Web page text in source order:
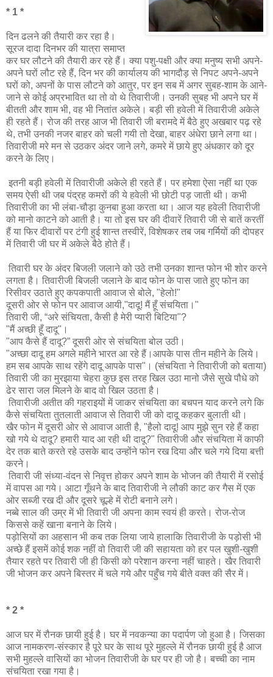
* 1 *
दिन ढलने की तैयारी कर रहा है।
सूरज दादा दिनभर की यात्रा समाप्त
कर घर लौटने की तैयारी कर रहे हैं। क्या पशु-पक्षी और क्या मनुष्य सभी अपने-
अपने घरों लौट रहे हैं, दिन भर की कार्यालय की भागदौड़ से निपट अपने-अपने
घरों को, अपनों के पास लौटने को आतुर, पर इन सब में अगर सुबह-शाम के आने-
जाने से कोई अप्रभावित था तो वो थे तिवारीजी। उनकी सुबह भी अपने घर में
बीतती और शाम भी, वह भी नितांत अकेले। बड़ी सी हवेली में तिवारीजी अकेले
ही रहते हैं। रोज की तरह आज भी तिवारी जी बरामदे में बैठे हुए अखबार पढ़ रहे
थे, तभी उनकी नजर बाहर को चली गयी तो देखा, बाहर अंधेरा छाने लगा था।
तिवारीजी मरे मन से उठकर अंदर जाने लगे, कमरे में छाये हुए अंधकार को दूर
करने के लिए।
इतनी बड़ी हवेली में तिवारीजी अकेले ही रहते हैं। पर हमेशा ऐसा नहीं था एक
समय ऐसी थी जब पंद्रह कमरों की ये हवेली भी छोटी पड़ जाती थी। कभी
तिवारीजी का भी लंबा-चौड़ा कुनबा हुआ करता था। आज यह हवेली तिवारीजी
को मानो काटने को आती है। या तो इस घर की दीवारें तिवारी जी से बातें करतीं
हैं या फिर दीवारों पर टंगी हुई शान्त तस्वीरें, विशेषकर तब जब गर्मियों की दोपहर
में तिवारी जी घर में अकेले बैठे होते हैं।
तिवारी घर के अंदर बिजली जलाने को उठे तभी उनका शान्त फोन भी शोर करने
लगता है। तिवारीजी बिजली जलाने के बाद फोन के पास जाते हुए फोन का
रिसीवर उठाते हुए कपकपाती आवाज से बोले, "हेलो!"
दूसरी ओर से फोन पर आवाज आयी,"दादू! मैं हूँ संचयिता।"
तिवारी जी, “अरे संचियता, कैसी है मेरी प्यारी बिटिया"?
"मैं अच्छी हूँ दादू"।
"आप कैसे हैं दादू?” दूसरी ओर से संचयिता बोल उठी।
"अच्छा दादू हम अगले महीने भारत आ रहे हैं।आपके पास तीन महीने के लिये।
हम सब आपके साथ रहेंगे दादू आपके पास"। (संचयिता ने तिवारीजी को बताया)
तिवारी जी का मुरझाया चेहरा कुछ इस तरह खिल उठा मानो जैसे सुखे पौधे को
ढेर सारा जल मिलने के बाद वो खिल उठता है।
तिवारीजी अतीत की गहराइयों में जाकर संचयिता का बचपन याद करने लगे कि
कैसे संचयिता तुतलाती आवाज से तिवारी जी को दादू कहकर बुलाती थी।
खैर फोन में दूसरी ओर से आवाज आती है, "हैलो दादू! आप मुझे सुन रहे हैं कहा
खो गये थे दादू? हमारी याद आ रही थी दादू?" तिवारीजी और संचयिता में काफी
देर तक बाते करते रहे उसके बाद उन्होंने फोन रख दिया और चले गये दिया बत्ती
करने।
तिवारी जी संध्या-वंदन से निवृत्त होकर अपने शाम के भोजन की तैयारी में रसोई
में वापस आ गये। आटा गूँथने के बाद तिवारीजी ने लौकी काट कर गैस में एक
ओर सब्जी रख दी और दूसरे चूल्हे में रोटी बनाने लगे।
नब्बे साल की उम्र में भी तिवारी जी अपना काम स्वयं ही करते। रोज-रोज
किससे कहें खाना बनाने के लिये।
पड़ोसियों का अहसान भी कब तक लिया जाये हालाकि तिवारीजी के पड़ोसी भी
अच्छे हैं इसमें कोई शक नहीं वो तिवारी जी की सहायता को हर पल खुशी-खुशी
तैयार रहते पर तिवारी जी ही किसी को परेशान करना नहीं चाहते। खैर तिवारी
जी भोजन कर अपने बिस्तर में चले गये और पहुँच गये बीते वक्त की सैर में।
* 2 *
आज घर में रौनक छायी हुई है। घर में नवकन्या का पदार्पण जो हुआ है। जिसका
आज नामकरण-संस्कार है पूरे घर के साथ पूरे मुहल्ले में रौनक छायी हुई है आज
सभी मुहल्ले वासियों का भोजन तिवारीजी के घर पर ही जो है। बच्ची का नाम
संचयिता रखा गया है।